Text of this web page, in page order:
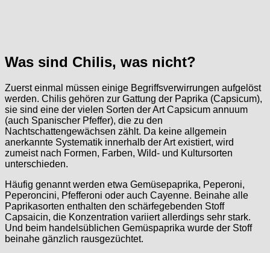
Was sind Chilis, was nicht?
Zuerst einmal müssen einige Begriffsverwirrungen aufgelöst
werden. Chilis gehören zur Gattung der Paprika (Capsicum),
sie sind eine der vielen Sorten der Art Capsicum annuum
(auch Spanischer Pfeffer), die zu den
Nachtschattengewächsen zählt. Da keine allgemein
anerkannte Systematik innerhalb der Art existiert, wird
zumeist nach Formen, Farben, Wild- und Kultursorten
unterschieden.
Häufig genannt werden etwa Gemüsepaprika, Peperoni,
Peperoncini, Pfefferoni oder auch Cayenne. Beinahe alle
Paprikasorten enthalten den schärfegebenden Stoff
Capsaicin, die Konzentration variiert allerdings sehr stark.
Und beim handelsüblichen Gemüspaprika wurde der Stoff
beinahe gänzlich rausgezüchtet.